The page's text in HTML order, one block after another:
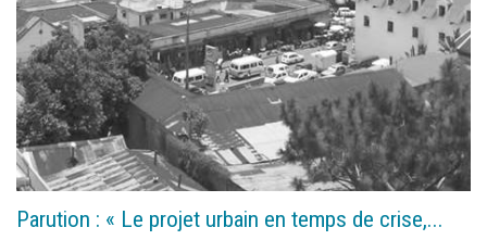
Parution : « Le projet urbain en temps de crise,...